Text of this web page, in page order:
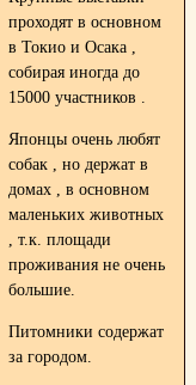
проходят в основном
в Токио и Осака ,
собирая иногда до
15000 участников .
Японцы очень любят
собак , но держат в
домах , в основном
маленьких животных
, т.к. площади
проживания не очень
большие.
Питомники содержат
за городом.